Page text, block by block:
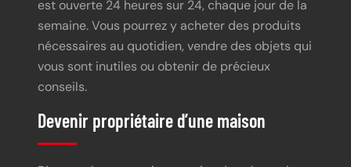
est ouverte 24 heures sur 24, chaque jour de la
semaine. Vous pourrez y acheter des produits
nécessaires au quotidien, vendre des objets qui
vous sont inutiles ou obtenir de précieux
conseils.
Devenir propriétaire d’une maison